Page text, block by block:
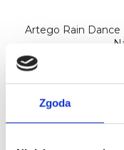
Zgoda
Artego Rain
Nowy